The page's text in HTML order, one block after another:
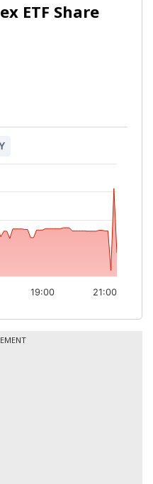
ETF Share
21:00
19:00